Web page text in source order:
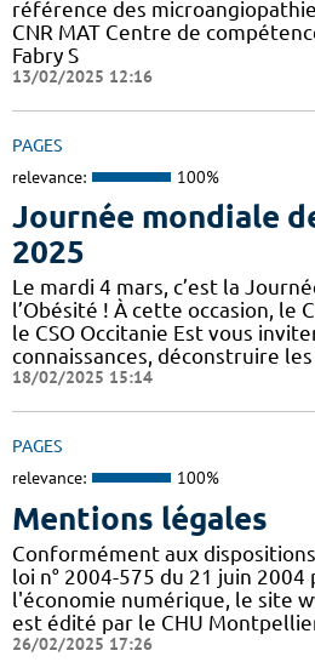
référence des
CNR MAT Centre de
Fabry S
13/02/2025 12:16
PAGES
relevance: 100%
Journée mondiale
2025
Le mardi 4 mars, c’est la
l’Obésité ! À cette occasion, le
le CSO Occitanie Est vous
connaissances, déconstruire
18/02/2025 15:14
PAGES
relevance: 100%
Mentions légales
Conformément aux
loi n° 2004-575 du 21 juin 2004
l'économie numérique, le site
est édité par le CHU Montpellier
26/02/2025 17:26